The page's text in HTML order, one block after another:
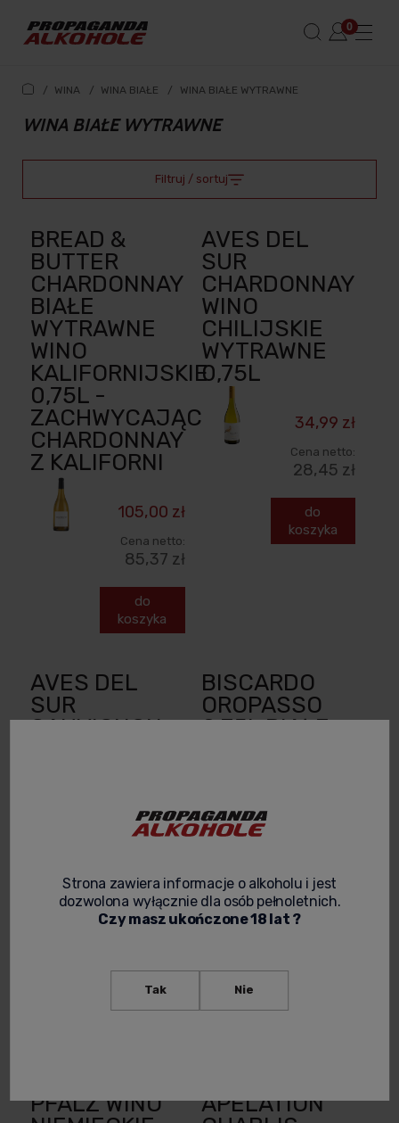
/ WINA / WINA BIAŁE / WINA BIAŁE WYTRAWNE
WINA BIAŁE WYTRAWNE
Filtruj / sortuj
BREAD &
BUTTER
CHARDONNAY
BIAŁE
WYTRAWNE
WINO
KALIFORNIJSKIE
0,75L -
ZACHWYCAJĄCE
CHARDONNAY
Z KALIFORNI
105,00 zł
Cena netto:
85,37 zł
do
koszyka
AVES DEL
SUR
CHARDONNAY
WINO
CHILIJSKIE
WYTRAWNE
0,75L
34,99 zł
Cena netto:
28,45 zł
do
koszyka
AVES DEL
SUR
SAUVIGNON
Cena netto:
28,45 zł
koszyka
BISCARDO
OROPASSO
0,75L BIAŁE
HARMONIA
SMAKU
58,99 zł
Cena netto:
PFALZ WINO
APELATION
Strona zawiera informacje o alkoholu i jest
dozwolona wyłącznie dla osób pełnoletnich.
Czy masz ukończone 18 lat ?
Tak Nie